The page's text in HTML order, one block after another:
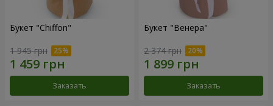
Букет "Chiffon"
1 945 грн
Заказать
Букет "Венера"
2 374 грн
Заказать